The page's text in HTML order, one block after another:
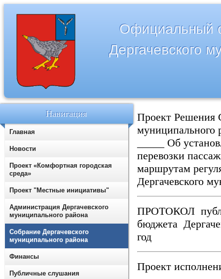
Официальный
Дергачевского
Проект Решения
муниципального
_____ Об
перевозки
маршрутам
Дергачевского
ПРОТОКОЛ
бюджета
год
Проект
Навигация
Главная
Новости
Проект «Комфортная городская
среда»
Проект "Местные инициативы"
Администрация Дергачевского
муниципального района
Собрание Дергачевского
муниципального района
Финансы
Публичные слушания